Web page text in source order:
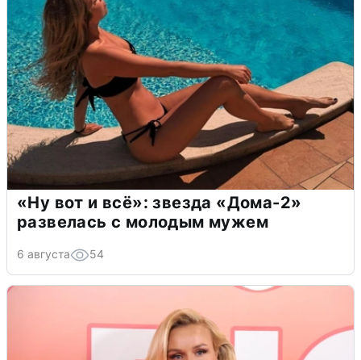
«Ну вот и всё»: звезда «Дома-2»
развелась с молодым мужем
6 августа 54